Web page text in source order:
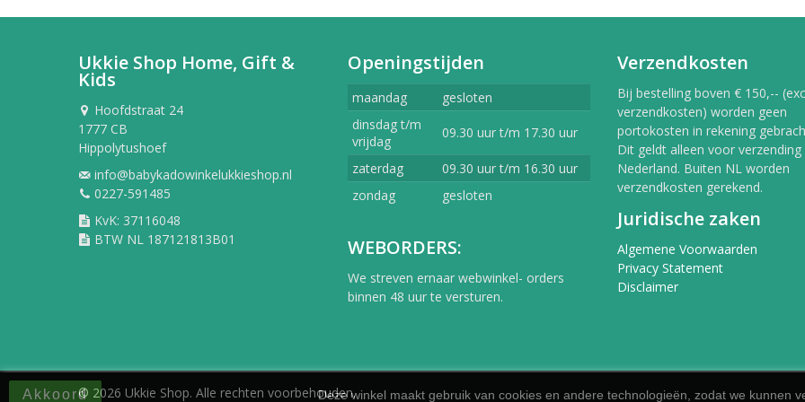
Ukkie Shop Home, Gift &
Kids
Hoofdstraat 24
1777 CB
Hippolytushoef
info@babykadowinkelukkieshop.nl
0227-591485
KvK: 37116048
BTW NL 187121813B01
Openingstijden
maandag
gesloten
dinsdag t/m
vrijdag
09.30 uur t/m 17.30 uur
zaterdag
09.30 uur t/m 16.30 uur
zondag
gesloten
WEBORDERS:
We streven ernaar webwinkel- orders
binnen 48 uur te versturen.
Verzendkosten
Bij bestelling boven € 150,--
verzendkosten) worden geen
portokosten in rekening
Dit geldt alleen voor verzending
Nederland. Buiten NL worden
verzendkosten gerekend.
Juridische zaken
Algemene Voorwaarden
Privacy Statement
Disclaimer
Akkoord Deze winkel maakt gebruik van cookies en andere technologieën, zodat we kunnen
© 2026 Ukkie Shop. Alle rechten voorbehouden.